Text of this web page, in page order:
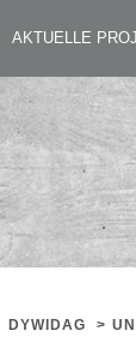
AKTUELLE
DYWIDAG >